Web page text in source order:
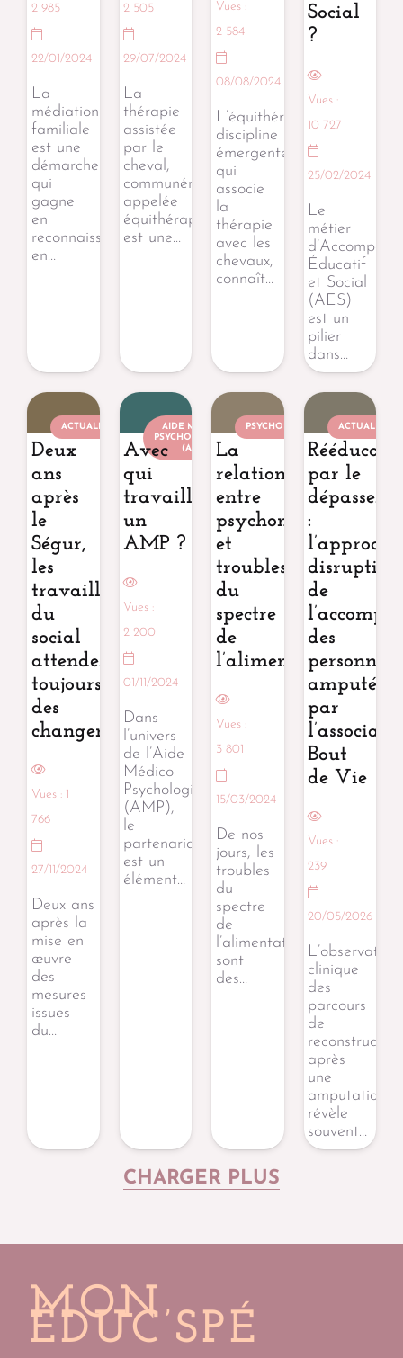
2 985
22/01/2024
La
médiation
familiale
est une
démarche
qui
gagne
en
reconnaissance
en…
2 505
29/07/2024
La
thérapie
assistée
par le
cheval,
communément
appelée
équithérapie,
est une…
Vues :
2 584
08/08/2024
L’équithérapie,
discipline
émergente
qui
associe
la
thérapie
avec les
chevaux,
connaît…
Social
?
Vues :
10 727
25/02/2024
Le
métier
Éducatif
et Social
(AES)
est un
pilier
dans…
ACTUALITÉ
Deux
ans
après
le
Ségur,
les
travailleurs
du
social
attendent
toujours
des
changements.
Vues : 1
766
27/11/2024
Deux ans
après la
mise en
œuvre
des
mesures
issues
du…
AIDE MÉDICO-
PSYCHOLOGIQUE
(AMP)
Avec
qui
travaille
un
AMP ?
Vues :
2 200
01/11/2024
Dans
l’univers
de l’Aide
Médico-
Psychologique
(AMP),
le
partenariat
est un
élément…
PSYCHOMOTRICIEN
La
relation
entre
psychomotricité
et
troubles
du
spectre
de
l’alimentation
Vues :
3 801
15/03/2024
De nos
jours, les
troubles
du
spectre
de
l’alimentation
sont
des…
ACTUALITÉ
par le
:
l’approche
disruptive
de
des
personnes
amputées
par
Bout
de Vie
Vues :
239
20/05/2026
L’observation
clinique
des
parcours
de
reconstruction
après
une
amputation
révèle
souvent…
CHARGER PLUS
MON
ÉDUC’SPÉ